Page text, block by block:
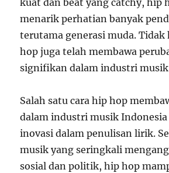
kuat dan beat yang catchy, hip
menarik perhatian banyak
terutama generasi muda.
hop juga telah membawa
signifikan dalam industri
Salah satu cara hip hop
dalam industri musik
inovasi dalam penulisan lirik.
musik yang seringkali
sosial dan politik, hip hop